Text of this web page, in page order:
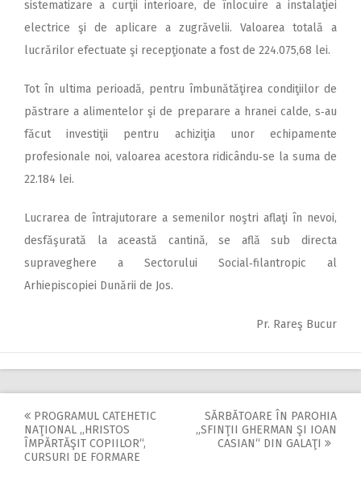
sistematizare a curţii interioare, de înlocuire a instalaţiei
electrice şi de aplicare a zugrăvelii. Valoarea totală a
lucrărilor efectuate şi recepţionate a fost de 224.075,68 lei.
Tot în ultima perioadă, pentru îmbunătăţirea condiţiilor de
păstrare a alimentelor şi de preparare a hranei calde, s‑au
făcut investiţii pentru achiziţia unor echipamente
profesionale noi, valoarea acestora ridicându‑se la suma de
22.184 lei.
Lucrarea de întrajutorare a semenilor noştri aflaţi în nevoi,
desfăşurată la această cantină, se află sub directa
supraveghere a Sectorului Social‑filantropic al
Arhiepiscopiei Dunării de Jos.
Pr. Rareş Bucur
Post
navigation
PROGRAMUL CATEHETIC
NAŢIONAL ,,HRISTOS
ÎMPĂRTĂŞIT COPIILOR“,
CURSURI DE FORMARE
SĂRBĂTOARE ÎN PAROHIA
„SFINŢII GHERMAN ŞI IOAN
CASIAN“ DIN GALAŢI